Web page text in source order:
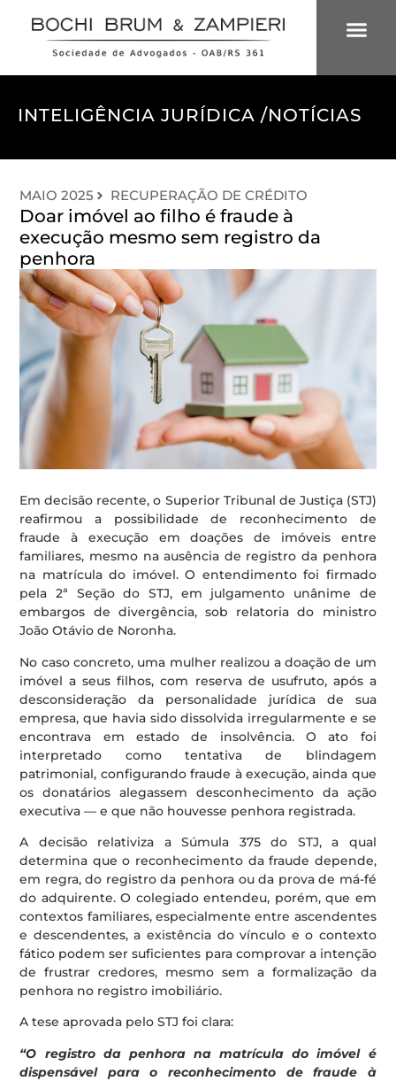
INTELIGÊNCIA JURÍDICA /NOTÍCIAS
MAIO 2025 RECUPERAÇÃO DE CRÉDITO
Doar imóvel ao filho é fraude à
execução mesmo sem registro da
penhora
Em decisão recente, o Superior Tribunal de Justiça (STJ)
reafirmou a possibilidade de reconhecimento de
fraude à execução em doações de imóveis entre
familiares, mesmo na ausência de registro da penhora
na matrícula do imóvel. O entendimento foi firmado
pela 2ª Seção do STJ, em julgamento unânime de
embargos de divergência, sob relatoria do ministro
João Otávio de Noronha.
No caso concreto, uma mulher realizou a doação de um
imóvel a seus filhos, com reserva de usufruto, após a
desconsideração da personalidade jurídica de sua
empresa, que havia sido dissolvida irregularmente e se
encontrava em estado de insolvência. O ato foi
interpretado como tentativa de blindagem
patrimonial, configurando fraude à execução, ainda que
os donatários alegassem desconhecimento da ação
executiva — e que não houvesse penhora registrada.
A decisão relativiza a Súmula 375 do STJ, a qual
determina que o reconhecimento da fraude depende,
em regra, do registro da penhora ou da prova de má-fé
do adquirente. O colegiado entendeu, porém, que em
contextos familiares, especialmente entre ascendentes
e descendentes, a existência do vínculo e o contexto
fático podem ser suficientes para comprovar a intenção
de frustrar credores, mesmo sem a formalização da
penhora no registro imobiliário.
A tese aprovada pelo STJ foi clara:
“O registro da penhora na matrícula do imóvel é
dispensável para o reconhecimento de fraude à